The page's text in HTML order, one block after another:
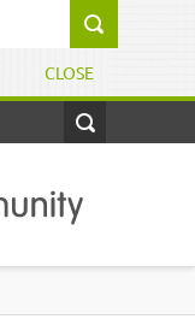
CLOSE